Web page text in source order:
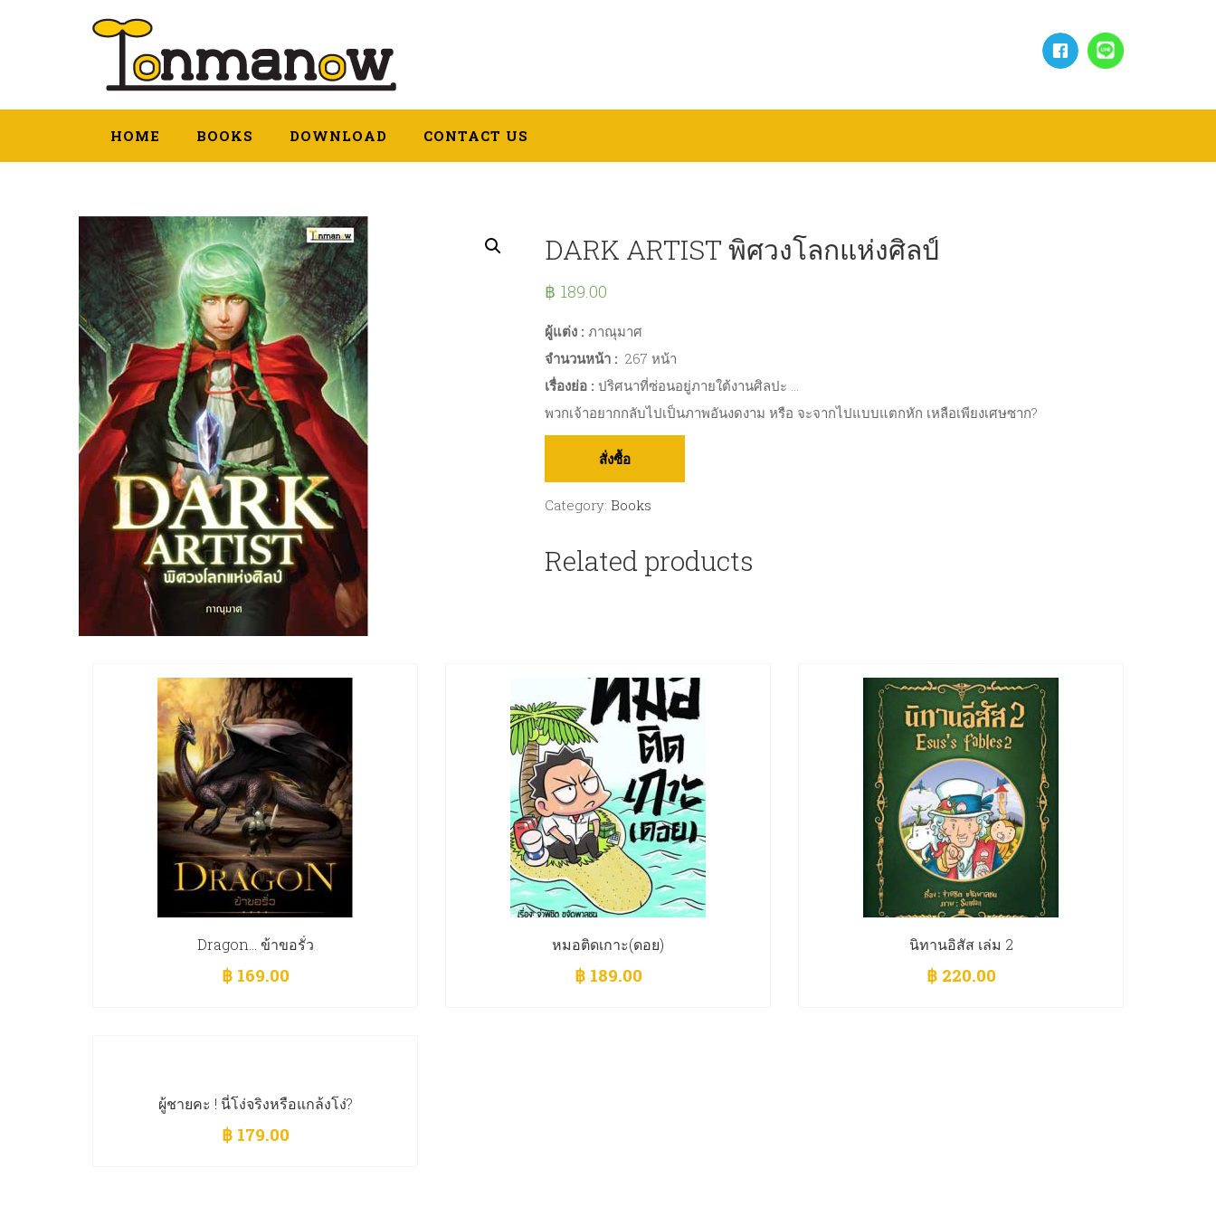
HOME BOOKS DOWNLOAD CONTACT US
DARK ARTIST พิศวงโลกแห่งศิลป์
฿ 189.00
ผู้แต่ง : ภาณุมาศ
จำนวนหน้า : 267 หน้า
เรื่องย่อ : ปริศนาที่ซ่อนอยู่ภายใต้งานศิลปะ …
พวกเจ้าอยากกลับไปเป็นภาพอันงดงาม หรือ จะจากไปแบบแตกหัก เหลือเพียงเศษซาก?
สั่งซื้อ
Category: Books
Related products
Dragon… ข้าขอรั่ว
฿169.00
หมอติดเกาะ(ดอย)
฿189.00
นิทานอิสัส เล่ม 2
฿220.00
ผู้ชายคะ ! นี่โง่จริงหรือแกล้งโง่?
฿179.00